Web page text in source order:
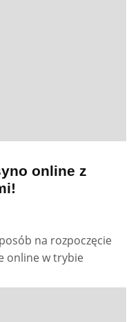
online z
na rozpoczęcie
online w trybie